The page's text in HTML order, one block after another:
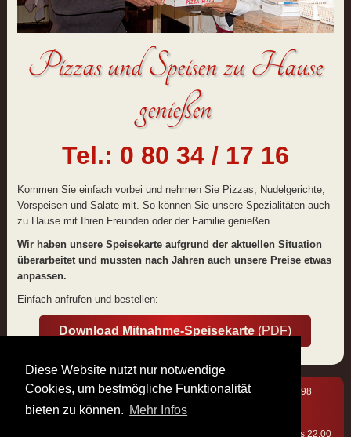
Diese Website nutzt nur notwendige
Cookies, um bestmögliche Funktionalität
bieten zu können. Mehr Infos
Pizzas und Speisen zu Hause
genießen
Tel.: 0 80 34 / 17 16
Kommen Sie einfach vorbei und nehmen Sie Pizzas, Nudelgerichte,
Vorspeisen und Salate mit. So können Sie unsere Spezialitäten auch
zu Hause mit Ihren Freunden oder der Familie genießen.
Wir haben unsere Speisekarte aufgrund der aktuellen Situation
überarbeitet und mussten nach Jahren auch unsere Preise etwas
anpassen.
Einfach anfrufen und bestellen:
Download Mitnahme-Speisekarte (PDF)
Ristorante · Pizzeria Da Mario · Rosenheimer Straße 60 · 83098
Brannenburg · Tel: 08034 / 17 16
Di - Sa: 17.00 bis 22.00 Uhr · So: 11.30 bis 14.00 Uhr und 17.00 bis 22.00